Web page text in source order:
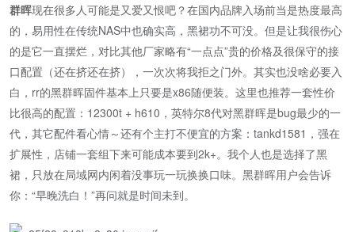
群晖现在很多人可能是又爱又恨吧？在国内品牌入场前当是热度最高
的，易用性在传统NAS中也确实高，黑裙功不可没。但是让我很伤心
的是它一直摆烂，对比其他厂家略有“一点点”贵的价格及很保守的接
口配置（还在挤还在挤），一次次将我拒之门外。其实也没啥必要入
白，rr的黑群晖固件基本上只要是x86随便装。这里也推荐一套性价
比很高的配置：12300t + h610，英特尔8代对黑群晖是bug最少的一
代，其它配件看心情～还有个主打不便宜的方案：tankd1581，强在
扩展性，店铺一套组下来可能成本要到2k+。我个人也是选择了黑
裙，只放在局域网内闲着没事玩一玩换换口味。黑群晖用户会告诉
你：“早晚洗白！”再问就是时间未到。